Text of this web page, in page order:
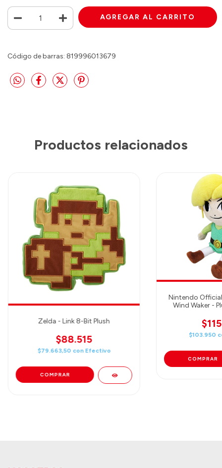
Código de barras: 819996013679
Productos relacionados
Zelda - Link 8-Bit Plush
$88.515
$79.663,50 con Efectivo
Nintendo
Wind Waker -
$103.950